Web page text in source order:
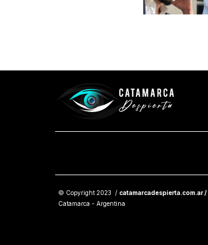
© Copyright 2023 / catamarcadespierta.com.ar /
Catamarca - Argentina